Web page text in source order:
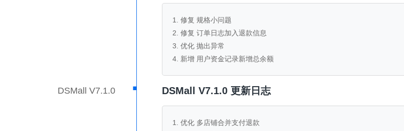
1. 修复 规格小问题
2. 修复 订单日志加入退款信息
3. 优化 抛出异常
4. 新增 用户资金记录新增总余额
DSMall V7.1.0 · DSMall V7.1.0 更新日志
1. 优化 多店铺合并支付退款